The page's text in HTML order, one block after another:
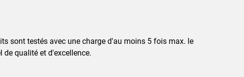
sont testés avec une charge d'au moins 5 fois max. le
qualité et d'excellence.